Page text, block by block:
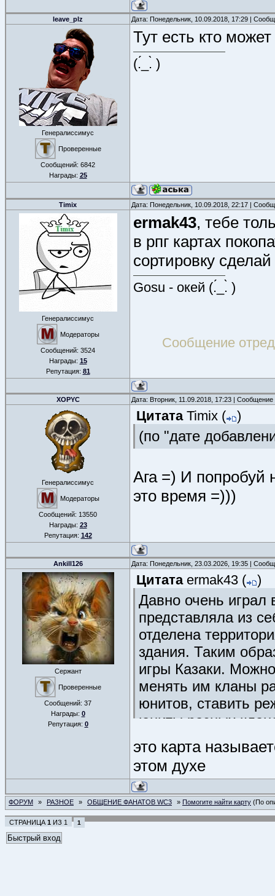
leave_plz Дата: Понедельник, 10.09.2018, 17:29 |
Генералиссимус
Проверенные
Сообщений: 6842
Награды: 25
Тут есть кто
(.́_.̀ )
Timix Дата: Понедельник, 10.09.2018, 22:17 |
Генералиссимус
Модераторы
Сообщений: 3524
Награды: 15
Репутация: 81
ermak43, тебе
в рпг картах
сортировку
Gosu - окей (.́_.̀ )
Сообщение
XOPYC Дата: Вторник, 11.09.2018, 17:23 |
Генералиссимус
Модераторы
Сообщений: 13550
Награды: 23
Репутация: 142
Цитата Timix ( )
(по "дате
Ага =) И попробуй
это время =)))
Ankill126 Дата: Понедельник, 23.03.2026, 19:35 |
Сержант
Проверенные
Сообщений: 37
Награды: 0
Репутация: 0
Цитата ermak43 ( )
Давно очень играл
представляла из
отделена
здания. Таким
игры Казаки.
менять им кланы
юнитов, ставить
юниты разных
Помогите название
детства)
это карта
этом духе
ФОРУМ » РАЗНОЕ » ОБЩЕНИЕ ФАНАТОВ WC3 » Помогите найти карту (По
СТРАНИЦА 1 ИЗ 1 1